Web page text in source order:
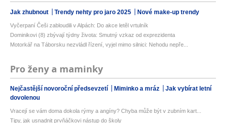
Jak zhubnout Trendy nehty pro jaro 2025 Nové make-up trendy
Vyčerpaní Češi zabloudili v Alpách: Do akce letěl vrtulník
Dominikovi (8) zbývají týdny života: Smutný vzkaz od exprezidenta
Motorkář na Táborsku nezvládl řízení, vyjel mimo silnici: Nehodu nepře...
Pro ženy a maminky
Nejčastější novoroční předsevzetí Miminko a mráz
Jak vybírat letní
dovolenou
Vracejí se vám doma dokola rýmy a angíny? Chyba může být v zubním kart...
Tipy, jak usnadnit prvňáčkovi nástup do školy